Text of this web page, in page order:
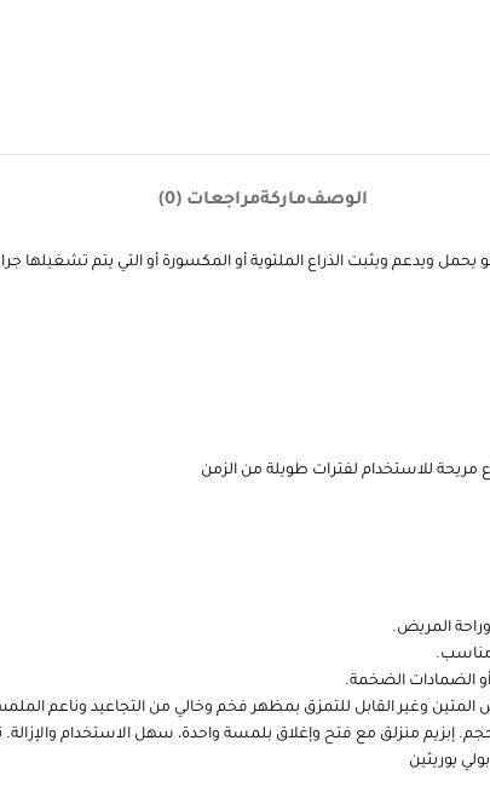
الوصفماركةمراجعات (0)
ويدعم ويثبت الذراع الملتوية أو المكسورة أو التي يتم تشغيلها
مريحة للاستخدام لفترات طويلة من الزمن
المريض.
مناسب.
الضمادات الضخمة.
إبزيم منزلق مع فتح وإغلاق بلمسة واحدة، سهل الاستخدام
يوريثين